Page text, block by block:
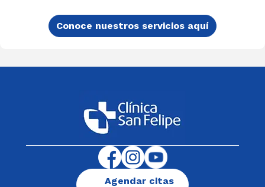
Conoce nuestros servicios aquí
Agendar citas